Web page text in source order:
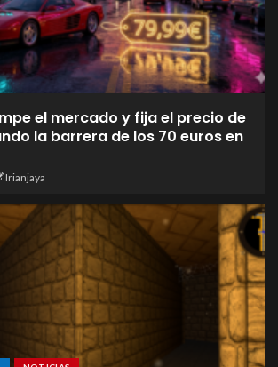
el mercado y fija el precio de
la barrera de los 70 euros en
Irianjaya